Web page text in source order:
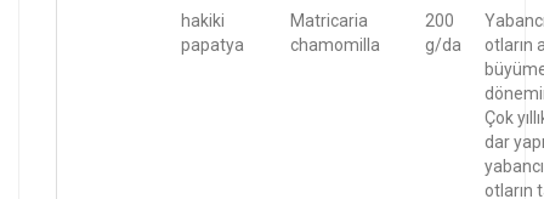
hakiki
papatya
Matricaria
chamomilla
200
g/da
otların
Çok
dar
yabancı
otların